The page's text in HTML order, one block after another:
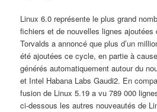
Linux 6.0 représente le plus grand
fichiers et de nouvelles lignes ajoutées
Torvalds a annoncé que plus d’un
été ajoutées ce cycle, en partie à
générés automatiquement autour du
et Intel Habana Labs Gaudi2. En
fusion de Linux 5.19 a vu 789 000
ci-dessous les autres nouveautés de